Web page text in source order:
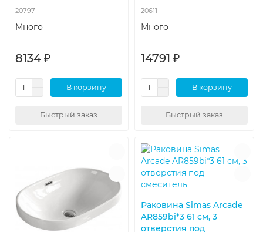
20797
Много
8134 ₽
В корзину
Быстрый заказ
20611
Много
14791 ₽
В корзину
Быстрый заказ
Раковина Simas Arcade
AR859bi*3 61 см, 3
отверстия под